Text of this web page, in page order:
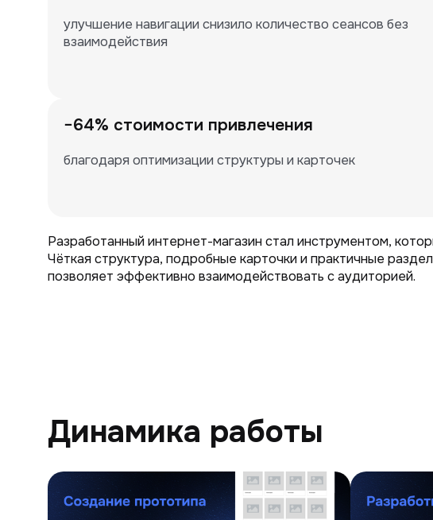
улучшение навигации снизило количество сеансов без
взаимодействия
−64% стоимости привлечения
благодаря оптимизации структуры и карточек
Разработанный интернет-магазин стал инструментом,
Чёткая структура, подробные карточки и практичные
позволяет эффективно взаимодействовать с аудиторией.
Динамика работы